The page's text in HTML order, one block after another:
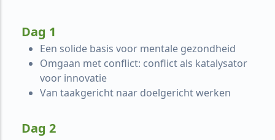
Dag 1
Een solide basis voor mentale gezondheid
Omgaan met conflict: conflict als katalysator
voor innovatie
Van taakgericht naar doelgericht werken
Dag 2